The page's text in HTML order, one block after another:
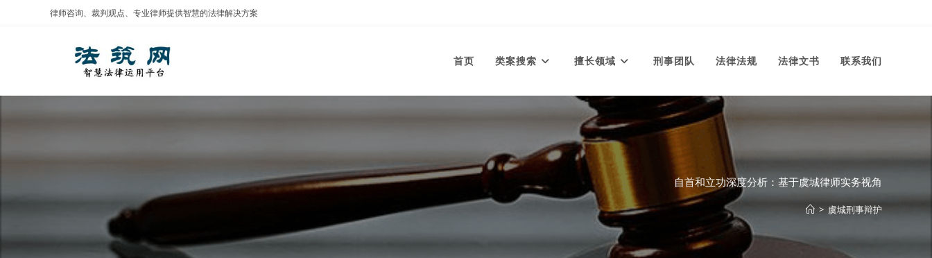
律师咨询、裁判观点、专业律师提供智慧的法律解决方案
首页 类案搜索 擅长领域 刑事团队 法律法规 法律文书 联系我们
自首和立功深度分析：基于虞城律师实务视角
> 虞城刑事辩护